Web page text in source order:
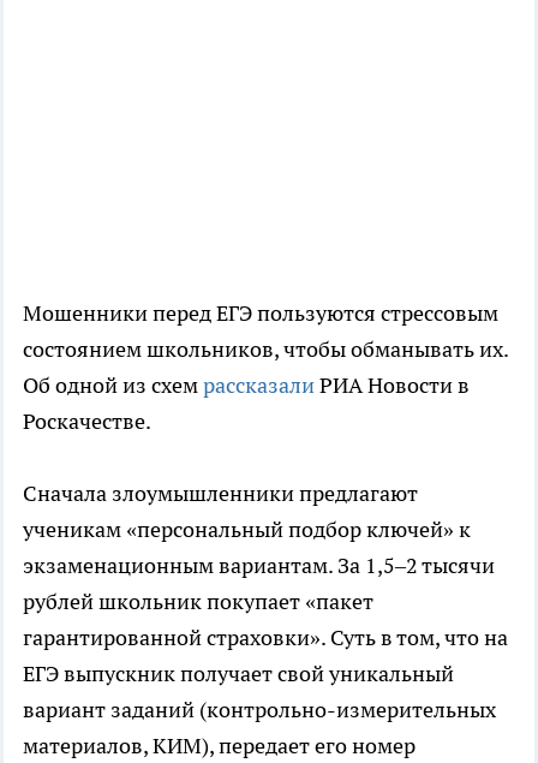
Мошенники перед ЕГЭ пользуются стрессовым
состоянием школьников, чтобы обманывать их.
Об одной из схемрассказалиРИА Новости в
Роскачестве.
Сначала злоумышленники предлагают
ученикам «персональный подбор ключей» к
экзаменационным вариантам. За 1,5–2 тысячи
рублей школьник покупает «пакет
гарантированной страховки». Суть в том, что на
ЕГЭ выпускник получает свой уникальный
вариант заданий (контрольно-измерительных
материалов, КИМ), передает его номер